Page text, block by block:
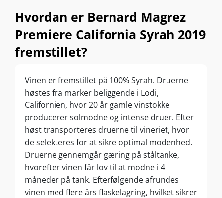
Hvordan er Bernard Magrez
Premiere California Syrah 2019
fremstillet?
Vinen er fremstillet på 100% Syrah. Druerne
høstes fra marker beliggende i Lodi,
Californien, hvor 20 år gamle vinstokke
producerer solmodne og intense druer. Efter
høst transporteres druerne til vineriet, hvor
de selekteres for at sikre optimal modenhed.
Druerne gennemgår gæring på ståltanke,
hvorefter vinen får lov til at modne i 4
måneder på tank. Efterfølgende afrundes
vinen med flere års flaskelagring, hvilket sikrer